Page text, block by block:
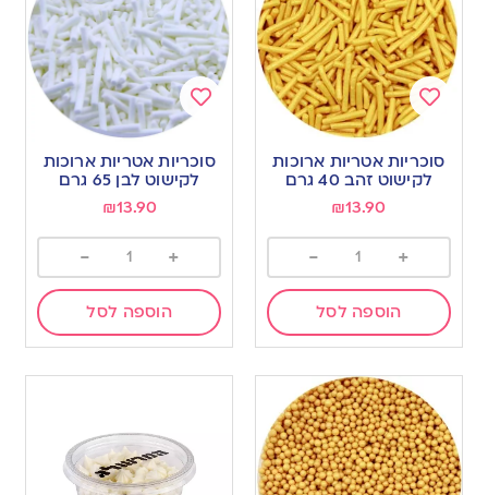
Add
to
wishlist
סוכריות אטריות ארוכות
לקישוט זהב 40 גרם
₪13.90
+
-
הוספה לסל
to
wishlist
סוכריות אטריות ארוכות
לקישוט לבן 65 גרם
₪13.90
+
-
הוספה לסל